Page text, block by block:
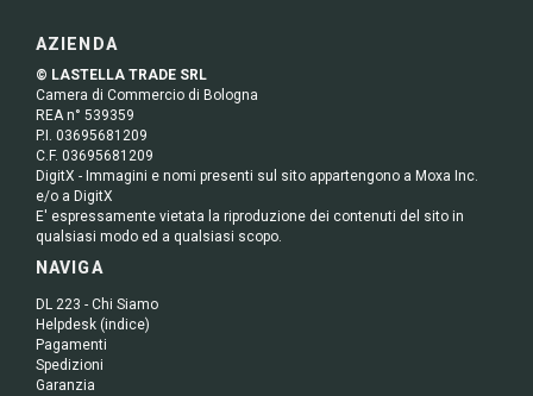
AZIENDA
© LASTELLA TRADE SRL
Camera di Commercio di Bologna
REA n° 539359
P.I. 03695681209
C.F. 03695681209
DigitX - Immagini e nomi presenti sul sito appartengono a Moxa Inc.
e/o a DigitX
E' espressamente vietata la riproduzione dei contenuti del sito in
qualsiasi modo ed a qualsiasi scopo.
NAVIGA
DL 223 - Chi Siamo
Helpdesk (indice)
Pagamenti
Spedizioni
Garanzia